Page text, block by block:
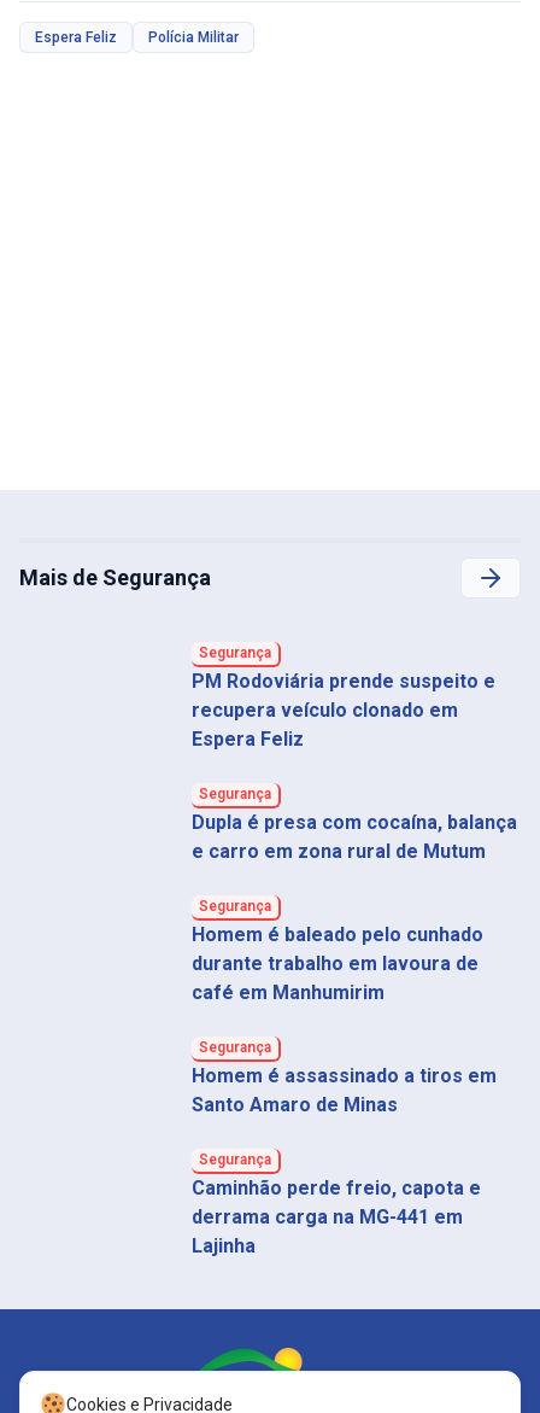
Espera Feliz Polícia Militar
Mais de Segurança
Segurança
PM Rodoviária prende suspeito e
recupera veículo clonado em
Espera Feliz
Segurança
Dupla é presa com cocaína, balança
e carro em zona rural de Mutum
Segurança
Homem é baleado pelo cunhado
durante trabalho em lavoura de
café em Manhumirim
Segurança
Homem é assassinado a tiros em
Santo Amaro de Minas
Segurança
Caminhão perde freio, capota e
derrama carga na MG-441 em
Lajinha
Cookies e Privacidade